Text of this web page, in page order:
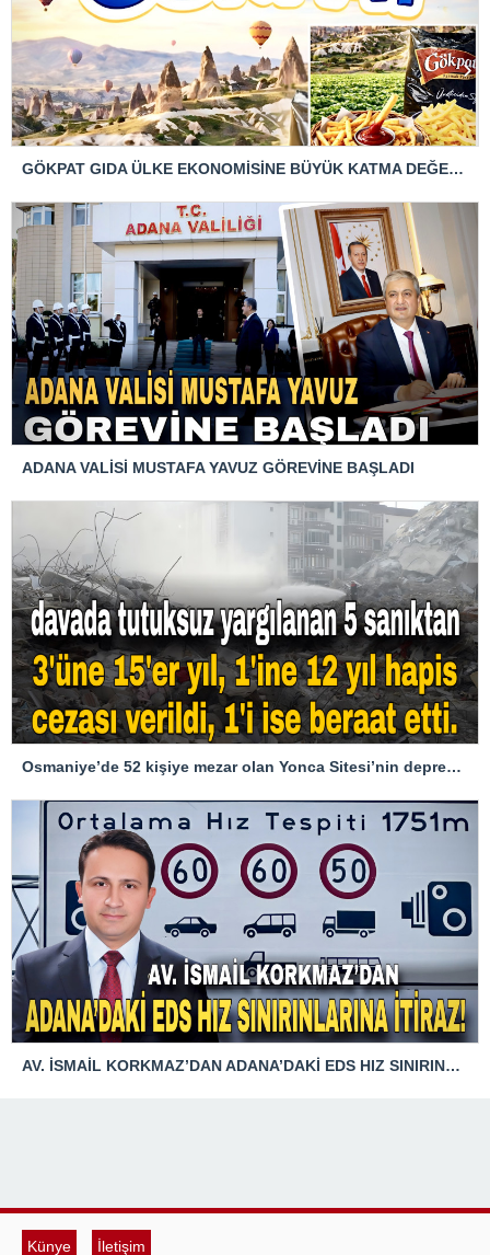
GÖKPAT GIDA ÜLKE EKONOMİSİNE BÜYÜK KATMA DEĞER SUNUYOR
ADANA VALİSİ MUSTAFA YAVUZ GÖREVİNE BAŞLADI
Osmaniye’de 52 kişiye mezar olan Yonca Sitesi’nin depremde yıkılmasına ilişkin davada 4 sanığa hapis cezası
AV. İSMAİL KORKMAZ’DAN ADANA’DAKİ EDS HIZ SINIRINLARINA İTİRAZ!
Künye İletişim